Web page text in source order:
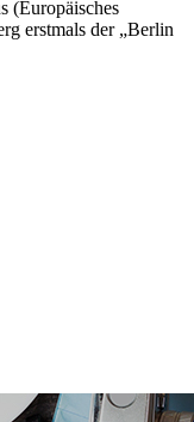
(Europäisches
erstmals der „Berlin